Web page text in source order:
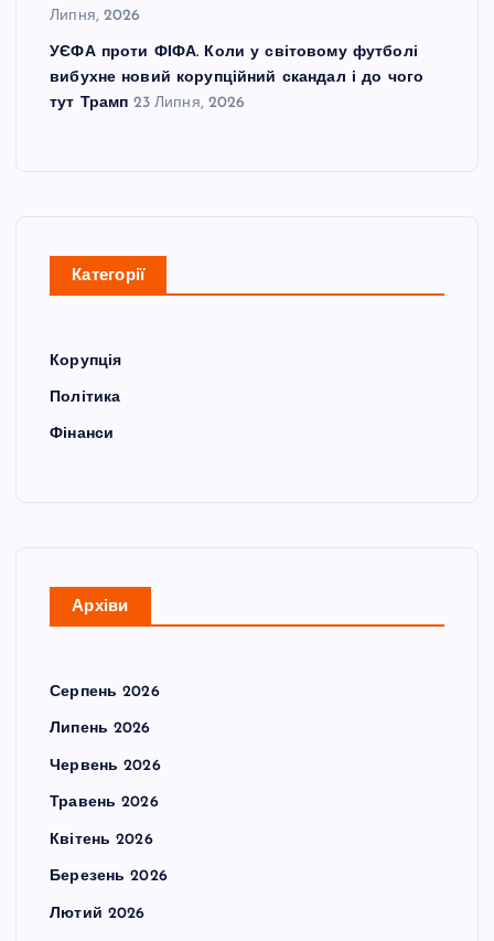
Липня, 2026
УЄФА проти ФІФА. Коли у світовому футболі
вибухне новий корупційний скандал і до чого
тут Трамп 23 Липня, 2026
Категорії
Корупція
Політика
Фінанси
Архіви
Серпень 2026
Липень 2026
Червень 2026
Травень 2026
Квітень 2026
Березень 2026
Лютий 2026